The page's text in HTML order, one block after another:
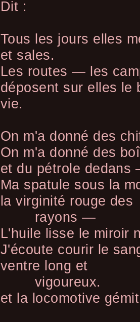
Dit :
Tous les jours elles
et sales.
Les routes — les
déposent sur elles le
vie.
On m'a donné des
On m'a donné des
et du pétrole dedans
Ma spatule sous la
la virginité rouge des
rayons —
L'huile lisse le miroir
J'écoute courir le
ventre long et
vigoureux.
et la locomotive